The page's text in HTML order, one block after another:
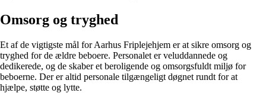
Omsorg og tryghed
Et af de vigtigste mål for Aarhus Friplejehjem er at sikre omsorg og
tryghed for de ældre beboere. Personalet er veluddannede og
dedikerede, og de skaber et beroligende og omsorgsfuldt miljø for
beboerne. Der er altid personale tilgængeligt døgnet rundt for at
hjælpe, støtte og lytte.